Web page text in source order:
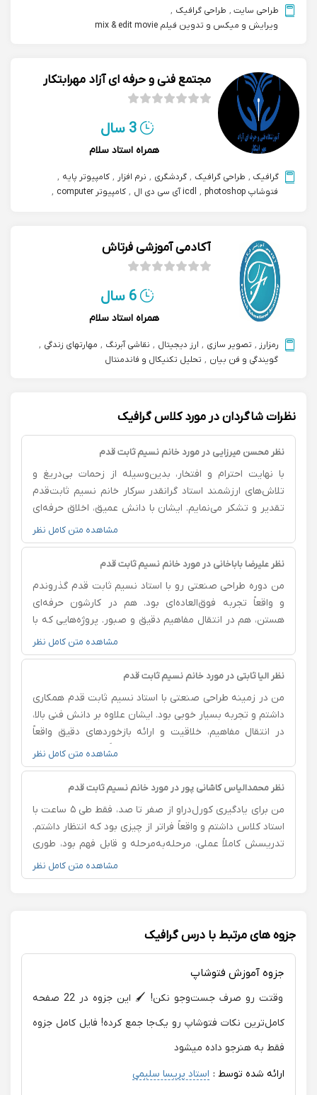
طراحی سایت , طراحی گرافیک ,
ویرایش و میکس و تدوین فیلم mix & edit movie
مجتمع فنی و حرفه ای آزاد مهرابتکار
3 سال
همراه استاد سلام
گرافیک , طراحی گرافیک , گردشگری , نرم افزار , کامپیوتر پایه ,
فتوشاپ photoshop
, icdl آی سی دی ال , کامپیوتر computer
,
آکادمی آموزشی فرتاش
6 سال
همراه استاد سلام
رمزارز , تصویر سازی , ارز دیجیتال , نقاشی آبرنگ , مهارتهای زندگی ,
گویندگی و فن بیان , تحلیل تکنیکال و فاندمنتال
نظرات شاگردان در مورد کلاس گرافیک
نظر محسن میرزایی در مورد خانم نسیم ثابت قدم
با نهایت احترام و افتخار، بدین‌وسیله از زحمات بی‌دریغ و
تلاش‌های ارزشمند استاد گرانقدر سرکار خانم نسیم ثابت‌قدم
تقدیر و تشکر می‌نمایم. ایشان با دانش عمیق، اخلاق حرفه‌ای
و دلسوزی مثال‌زدنی، نه تنها چراغ راه دانشجویان و
علاقه‌مندان به علم بوده‌اند، بلکه با رفتار انسانی و منش والای
خود الگویی شایسته برای جامعه علمی و فرهنگی محسوب
آینده، ماندگار و الهام‌بخش خواهد بود. از خداوند متعال برای
ایشان سلامتی، موفقیت و توفیق روزافزون مسئلت دارم.
مشاهده متن کامل نظر
نظر علیرضا باباخانی در مورد خانم نسیم ثابت قدم
من دوره طراحی صنعتی رو با استاد نسیم ثابت قدم گذروندم
و واقعاً تجربه فوق‌العاده‌ای بود. هم در کارشون حرفه‌ای
هستن، هم در انتقال مفاهیم دقیق و صبور. پروژه‌هایی که با
راهنمایی ایشون انجام دادم باعث شد دیدم به طراحی صنعتی
خیلی قوی‌تر و تخصصی‌تر بشه. کاملاً از همکاری با ایشون
راضی هستم و با اطمینان پیشنهادشون می‌کنم.
مشاهده متن کامل نظر
نظر الیا ثابتی در مورد خانم نسیم ثابت قدم
من در زمینه طراحی صنعتی با استاد نسیم ثابت قدم همکاری
داشتم و تجربه بسیار خوبی بود. ایشان علاوه بر دانش فنی بالا،
در انتقال مفاهیم، خلاقیت و ارائه بازخوردهای دقیق واقعاً
حرفه‌ای عمل می‌کنند. روند آموزش کاملاً کاربردی، منظم و
همراه با نکات تخصصی بود که باعث شد نگاه من به طراحی
صنعتی عمیق‌تر و حرفه‌ای‌تر بشه.
مشاهده متن کامل نظر
نظر محمدالیاس کاشانی پور در مورد خانم نسیم ثابت قدم
من برای یادگیری کورل‌در‌او از صفر تا صد، فقط طی ۵ ساعت با
استاد کلاس داشتم و واقعاً فراتر از چیزی بود که انتظار داشتم.
تدریسش کاملاً عملی، مرحله‌به‌مرحله و قابل فهم بود، طوری
که حتی بخش‌های سخت نرم‌افزار هم برام راحت شد.
نکته‌هایی یاد گرفتم که توی هیچ آموزش اینترنتی پیدا
موردنیاز کسب‌وکارم رو خودم طراحی کنم و همین باعث شد
چند برابر توی زمان و هزینه صرفه‌جویی کنم. اگر کسی
این استاد بهترین انتخابه.
مشاهده متن کامل نظر
جزوه های مرتبط با درس گرافیک
جزوه آموزش فتوشاپ
وقتت رو صرف جست‌وجو نکن! 🖌️ این جزوه در 22 صفحه
کامل‌ترین نکات فتوشاپ رو یک‌جا جمع کرده! فایل کامل جزوه
فقط به هنرجو داده میشود
ارائه شده توسط : استاد پریسا سلیمی